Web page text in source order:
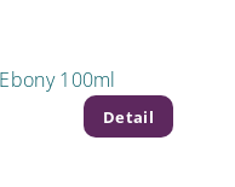
100ml
Detail